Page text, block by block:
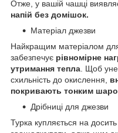
Отже, у вашій чашці
напій без домішок.
Матеріал джезви
Найкращим матеріалом
забезпечує рівномірне
утримання тепла . Щоб
схильність до окислення,
покривають тонким
Дрібниці для джезви
Турка купляється на